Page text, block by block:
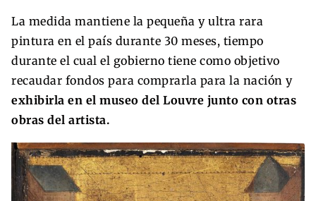
La medida mantiene la pequeña y ultra rara
pintura en el país durante 30 meses, tiempo
durante el cual el gobierno tiene como objetivo
recaudar fondos para comprarla para la nación y
exhibirla en el museo del Louvre junto con otras
obras del artista.